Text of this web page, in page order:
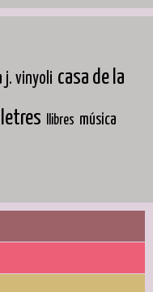
j. vinyoli casa de la
llibres música